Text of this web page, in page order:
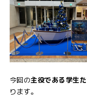
今回の主役である学生
ります。